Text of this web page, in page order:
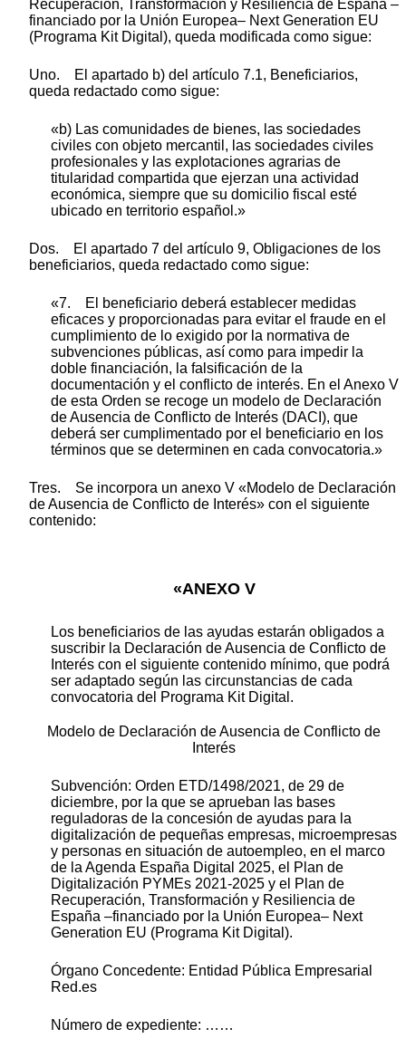
Recuperación, Transformación y Resiliencia de España –
financiado por la Unión Europea– Next Generation EU
(Programa Kit Digital), queda modificada como sigue:
Uno. El apartado b) del artículo 7.1, Beneficiarios,
queda redactado como sigue:
«b) Las comunidades de bienes, las sociedades
civiles con objeto mercantil, las sociedades civiles
profesionales y las explotaciones agrarias de
titularidad compartida que ejerzan una actividad
económica, siempre que su domicilio fiscal esté
ubicado en territorio español.»
Dos. El apartado 7 del artículo 9, Obligaciones de los
beneficiarios, queda redactado como sigue:
«7. El beneficiario deberá establecer medidas
eficaces y proporcionadas para evitar el fraude en el
cumplimiento de lo exigido por la normativa de
subvenciones públicas, así como para impedir la
doble financiación, la falsificación de la
documentación y el conflicto de interés. En el Anexo V
de esta Orden se recoge un modelo de Declaración
de Ausencia de Conflicto de Interés (DACI), que
deberá ser cumplimentado por el beneficiario en los
términos que se determinen en cada convocatoria.»
Tres. Se incorpora un anexo V «Modelo de Declaración
de Ausencia de Conflicto de Interés» con el siguiente
contenido:
«ANEXO V
Los beneficiarios de las ayudas estarán obligados a
suscribir la Declaración de Ausencia de Conflicto de
Interés con el siguiente contenido mínimo, que podrá
ser adaptado según las circunstancias de cada
convocatoria del Programa Kit Digital.
Modelo de Declaración de Ausencia de Conflicto de
Interés
Subvención: Orden ETD/1498/2021, de 29 de
diciembre, por la que se aprueban las bases
reguladoras de la concesión de ayudas para la
digitalización de pequeñas empresas, microempresas
y personas en situación de autoempleo, en el marco
de la Agenda España Digital 2025, el Plan de
Digitalización PYMEs 2021-2025 y el Plan de
Recuperación, Transformación y Resiliencia de
España –financiado por la Unión Europea– Next
Generation EU (Programa Kit Digital).
Órgano Concedente: Entidad Pública Empresarial
Red.es
Número de expediente: ……